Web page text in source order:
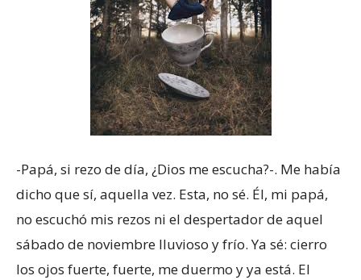
-Papá, si rezo de día, ¿Dios me escucha?-. Me había
dicho que sí, aquella vez. Esta, no sé. Él, mi papá,
no escuchó mis rezos ni el despertador de aquel
sábado de noviembre lluvioso y frío. Ya sé: cierro
los ojos fuerte, fuerte, me duermo y ya está. El